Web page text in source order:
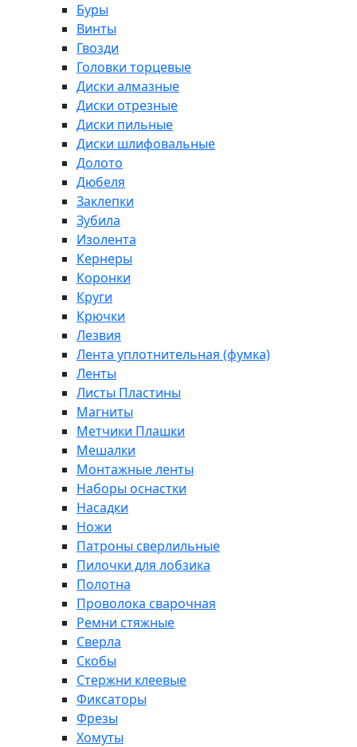
Буры
Винты
Гвозди
Головки торцевые
Диски алмазные
Диски отрезные
Диски пильные
Диски шлифовальные
Долото
Дюбеля
Заклепки
Зубила
Изолента
Кернеры
Коронки
Круги
Крючки
Лезвия
Лента уплотнительная (фумка)
Ленты
Листы Пластины
Магниты
Метчики Плашки
Мешалки
Монтажные ленты
Наборы оснастки
Насадки
Ножи
Патроны сверлильные
Пилочки для лобзика
Полотна
Проволока сварочная
Ремни стяжные
Сверла
Скобы
Стержни клеевые
Фиксаторы
Фрезы
Хомуты